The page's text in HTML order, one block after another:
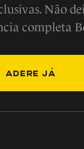
Não
completa
ADERE JÁ